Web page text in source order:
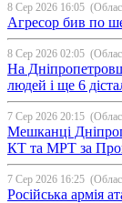
8 Сер 2026 16:05
Агресор бив по
8 Сер 2026 02:05
На
людей і ще 6
7 Сер 2026 20:15
Мешканці
КТ та МРТ за
7 Сер 2026 16:25
Російська армія